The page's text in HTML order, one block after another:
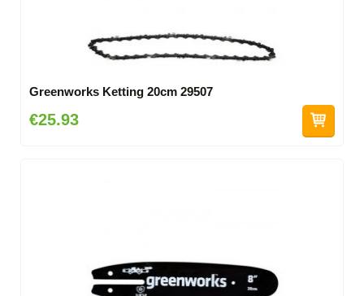
Greenworks Ketting 20cm 29507
€25.93